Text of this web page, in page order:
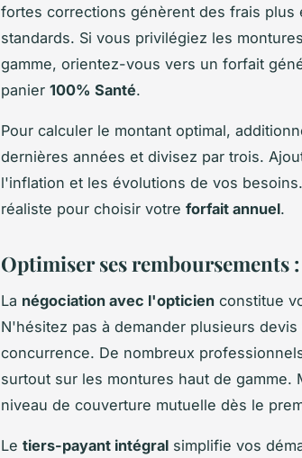
fortes corrections génèrent des frais
standards. Si vous privilégiez les
gamme, orientez-vous vers un forfait
panier 100% Santé.
Pour calculer le montant optimal,
dernières années et divisez par trois.
l'inflation et les évolutions de vos
réaliste pour choisir votre forfait annuel.
Optimiser ses remboursements
La négociation avec l'opticien constitue
N'hésitez pas à demander plusieurs
concurrence. De nombreux
surtout sur les montures haut de
niveau de couverture mutuelle dès le
Le tiers-payant intégral simplifie vos